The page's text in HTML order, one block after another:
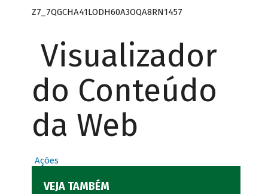
Z7_7QGCHA41LODH60A3OQA8RN1457
Visualizador
do Conteúdo
da Web
Ações
VEJA TAMBÉM